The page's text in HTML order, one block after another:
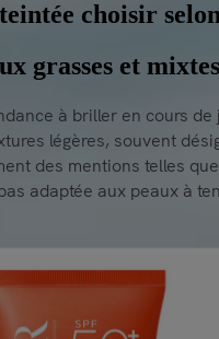
choisir
grasses et mixtes
à briller en cours
légères, souvent
des mentions telles
adaptée aux peaux à